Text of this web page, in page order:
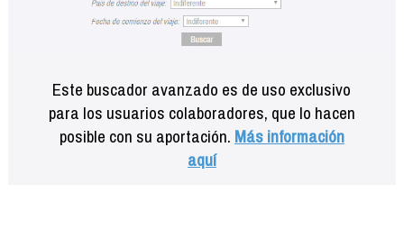
Este buscador avanzado es de uso exclusivo
para los usuarios colaboradores, que lo hacen
posible con su aportación. Más información
aquí